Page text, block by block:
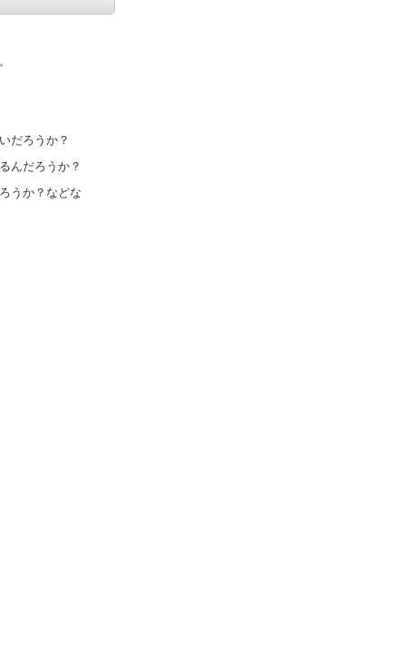
だろうか？
んだろうか？
うか？などな